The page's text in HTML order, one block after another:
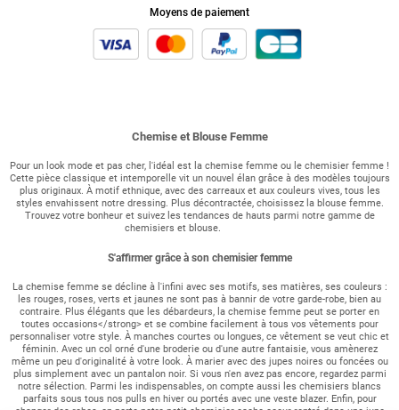
Chemise et Blouse Femme
Pour un look mode et pas cher, l'idéal est la chemise femme ou le chemisier femme !
Cette pièce classique et intemporelle vit un nouvel élan grâce à des modèles toujours
plus originaux. À motif ethnique, avec des carreaux et aux couleurs vives, tous les
styles envahissent notre dressing. Plus décontractée, choisissez la blouse femme.
Trouvez votre bonheur et suivez les tendances de hauts parmi notre gamme de
chemisiers et blouse.
S'affirmer grâce à son chemisier femme
La chemise femme se décline à l'infini avec ses motifs, ses matières, ses couleurs :
les rouges, roses, verts et jaunes ne sont pas à bannir de votre garde-robe, bien au
contraire. Plus élégants que les débardeurs, la chemise femme peut se porter en
toutes occasions</strong> et se combine facilement à tous vos vêtements pour
personnaliser votre style. À manches courtes ou longues, ce vêtement se veut chic et
féminin. Avec un col orné d'une broderie ou d'une autre fantaisie, vous amènerez
même un peu d'originalité à votre look. À marier avec des jupes noires ou foncées ou
plus simplement avec un pantalon noir. Si vous n'en avez pas encore, regardez parmi
notre sélection. Parmi les indispensables, on compte aussi les chemisiers blancs
parfaits sous tous nos pulls en hiver ou portés avec une veste blazer. Enfin, pour
Moyens de paiement